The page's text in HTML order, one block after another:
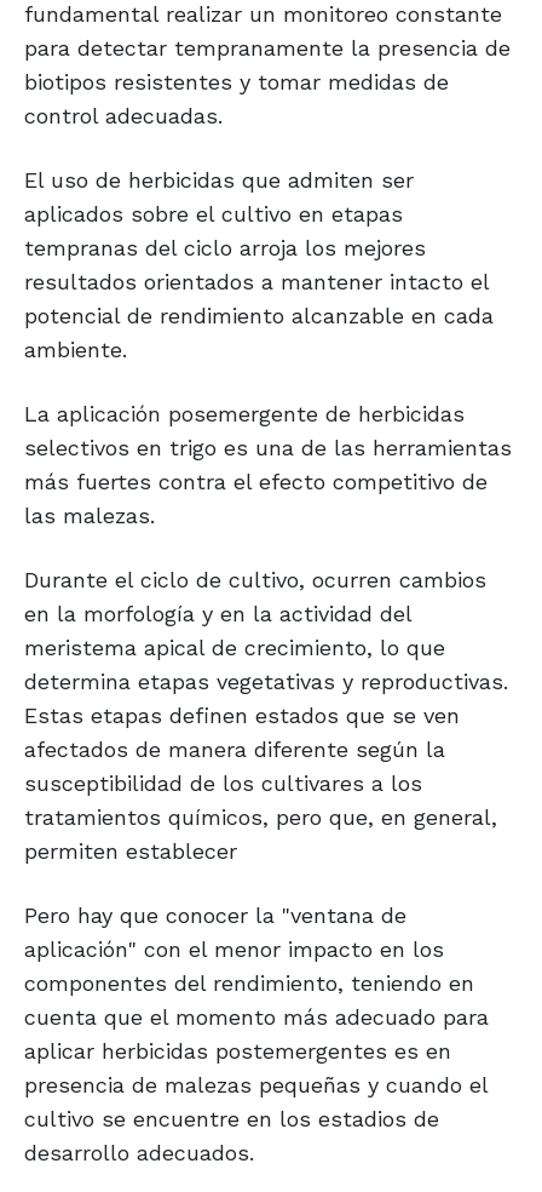
fundamental realizar un monitoreo constante
para detectar tempranamente la presencia de
biotipos resistentes y tomar medidas de
control adecuadas.
El uso de herbicidas que admiten ser
aplicados sobre el cultivo en etapas
tempranas del ciclo arroja los mejores
resultados orientados a mantener intacto el
potencial de rendimiento alcanzable en cada
ambiente.
La aplicación posemergente de herbicidas
selectivos en trigo es una de las herramientas
más fuertes contra el efecto competitivo de
las malezas.
Durante el ciclo de cultivo, ocurren cambios
en la morfología y en la actividad del
meristema apical de crecimiento, lo que
determina etapas vegetativas y reproductivas.
Estas etapas definen estados que se ven
afectados de manera diferente según la
susceptibilidad de los cultivares a los
tratamientos químicos, pero que, en general,
permiten establecer
Pero hay que conocer la "ventana de
aplicación" con el menor impacto en los
componentes del rendimiento, teniendo en
cuenta que el momento más adecuado para
aplicar herbicidas postemergentes es en
presencia de malezas pequeñas y cuando el
cultivo se encuentre en los estadios de
desarrollo adecuados.